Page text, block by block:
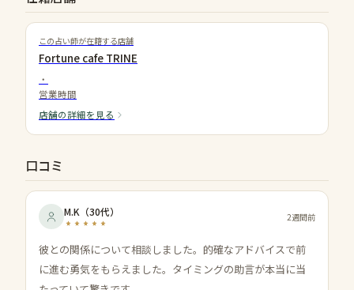
この占い師が在籍する店舗
Fortune cafe TRINE
・
営業時間
店舗の詳細を見る
口コミ
M.K （30代） 2週間前
彼との関係について相談しました。的確なアドバイスで前
に進む勇気をもらえました。タイミングの助言が本当に当